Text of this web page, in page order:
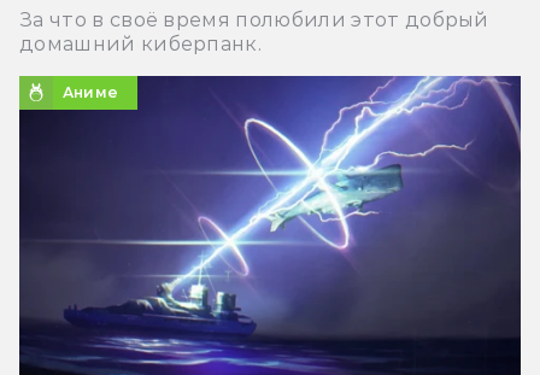
За что в своё время полюбили этот добрый
домашний киберпанк.
Аниме